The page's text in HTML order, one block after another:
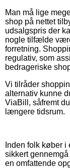
Man må lige
shop på nettet
udsalgspris der
nogle tilfælde
forretning.
regulativ, som
bedrageriske
Vi tilråder
alternativ kunne
ViaBill, såfremt
længere tidsrum.
Inden folk køber
sikkert
en omfattende